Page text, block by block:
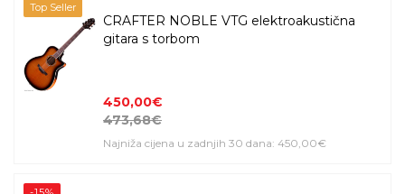
Top Seller
CRAFTER NOBLE VTG elektroakustična
gitara s torbom
450,00€
473,68€
Najniža cijena u zadnjih 30 dana: 450,00€